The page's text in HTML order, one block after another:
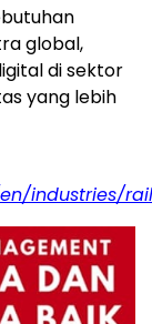
global,
di sektor
yang lebih
industries/